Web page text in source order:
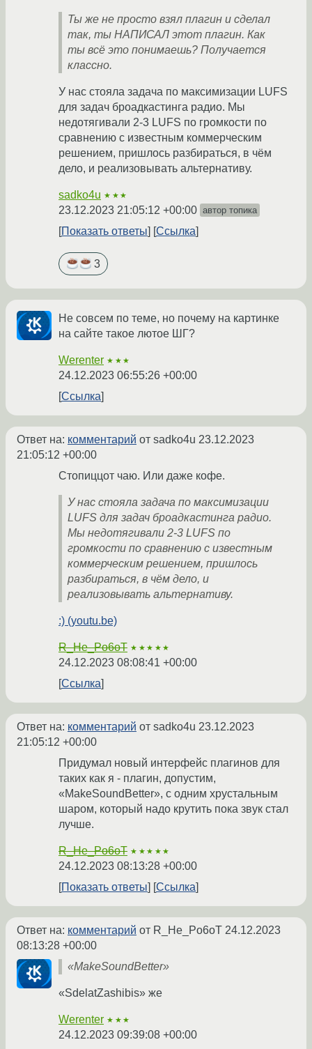
Ты же не просто взял плагин и сделал
так, ты НАПИСАЛ этот плагин. Как
ты всё это понимаешь? Получается
классно.
У нас стояла задача по максимизации LUFS
для задач броадкастинга радио. Мы
недотягивали 2-3 LUFS по громкости по
сравнению с известным коммерческим
решением, пришлось разбираться, в чём
дело, и реализовывать альтернативу.
sadko4u ★★★
23.12.2023 21:05:12 +00:00 автор топика
Показать ответы Ссылка
3
Не совсем по теме, но почему на картинке
на сайте такое лютое ШГ?
Werenter ★★★
24.12.2023 06:55:26 +00:00
Ссылка
Ответ на: комментарий от sadko4u 23.12.2023
21:05:12 +00:00
Стопиццот чаю. Или даже кофе.
У нас стояла задача по максимизации
LUFS для задач броадкастинга радио.
Мы недотягивали 2-3 LUFS по
громкости по сравнению с известным
коммерческим решением, пришлось
разбираться, в чём дело, и
реализовывать альтернативу.
:) (youtu.be)
R_He_Po6oT ★★★★★
24.12.2023 08:08:41 +00:00
Ссылка
Ответ на: комментарий от sadko4u 23.12.2023
21:05:12 +00:00
Придумал новый интерфейс плагинов для
таких как я - плагин, допустим,
«MakeSoundBetter», с одним хрустальным
шаром, который надо крутить пока звук стал
лучше.
R_He_Po6oT ★★★★★
24.12.2023 08:13:28 +00:00
Показать ответы
Ссылка
Ответ на: комментарий от R_He_Po6oT 24.12.2023
08:13:28 +00:00
«MakeSoundBetter»
«SdelatZashibis» же
Werenter ★★★
24.12.2023 09:39:08 +00:00